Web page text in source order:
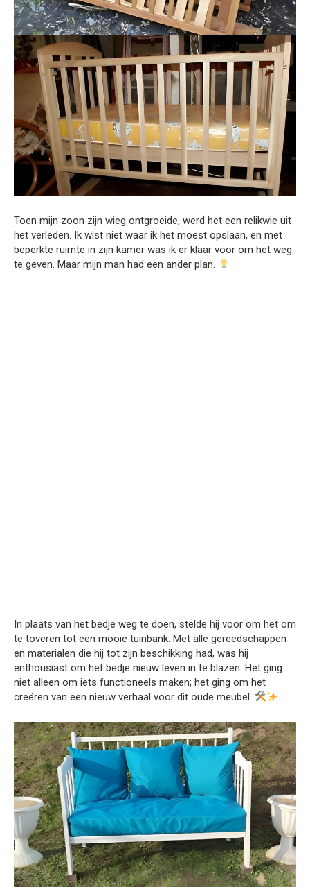
Toen mijn zoon zijn wieg ontgroeide, werd het een relikwie uit
het verleden. Ik wist niet waar ik het moest opslaan, en met
beperkte ruimte in zijn kamer was ik er klaar voor om het weg
te geven. Maar mijn man had een ander plan.
In plaats van het bedje weg te doen, stelde hij voor om het om
te toveren tot een mooie tuinbank. Met alle gereedschappen
en materialen die hij tot zijn beschikking had, was hij
enthousiast om het bedje nieuw leven in te blazen. Het ging
niet alleen om iets functioneels maken; het ging om het
creëren van een nieuw verhaal voor dit oude meubel.